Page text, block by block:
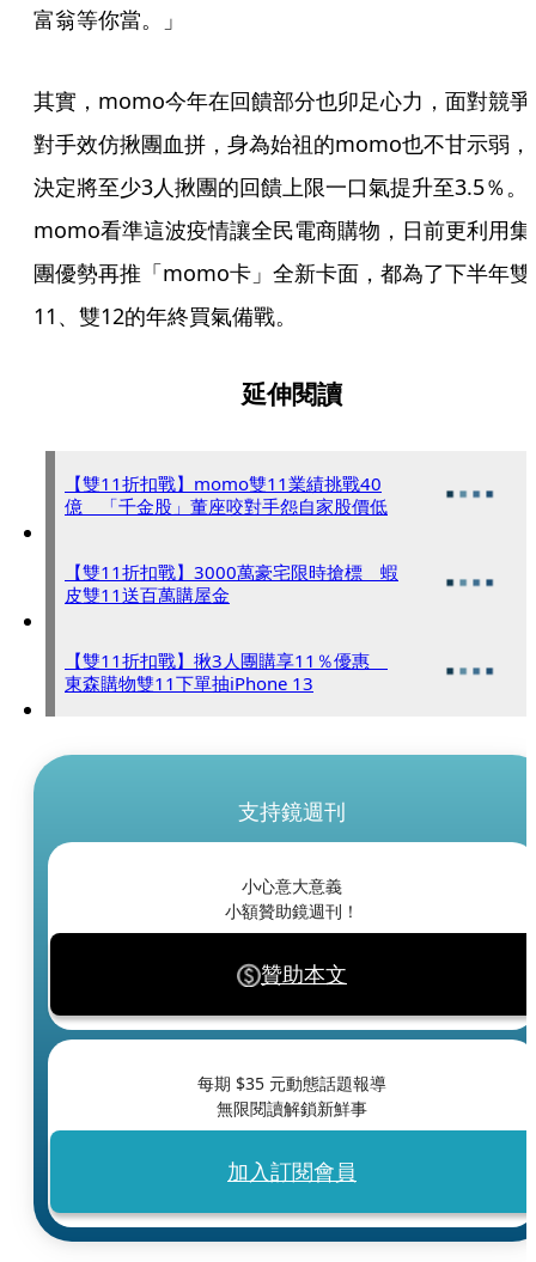
富翁等你當。」
其實，momo今年在回饋部分也卯足心力，面對競爭
對手效仿揪團血拼，身為始祖的momo也不甘示弱，
決定將至少3人揪團的回饋上限一口氣提升至3.5％。
momo看準這波疫情讓全民電商購物，日前更利用集
團優勢再推「momo卡」全新卡面，都為了下半年雙
11、雙12的年終買氣備戰。
延伸閱讀
【雙11折扣戰】momo雙11業績挑戰40
億 「千金股」董座咬對手怨自家股價低
【雙11折扣戰】3000萬豪宅限時搶標 蝦
皮雙11送百萬購屋金
【雙11折扣戰】揪3人團購享11％優惠
東森購物雙11下單抽iPhone 13
支持鏡週刊
小心意大意義
小額贊助鏡週刊！
贊助本文
每期 $35 元動態話題報導
無限閱讀解鎖新鮮事
加入訂閱會員